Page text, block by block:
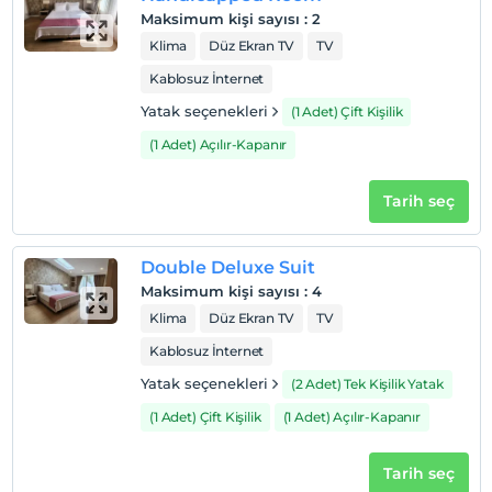
En geç saat 14:00 ve öncesi
Evcil Hayvan
Sigara içilen alanlar var
Her bir oda için 6 yaşına kadar 1 çocuk ücretsizdir
Maksimum kişi sayısı : 2
Klima Düz Ekran TV
TV
Kablosuz İnternet
Yatak seçenekleri
(1 Adet) Çift Kişilik
(1 Adet) Açılır-Kapanır
Tarih seç
Double Deluxe Suit
Maksimum kişi sayısı : 4
Klima Düz Ekran TV
TV
Kablosuz İnternet
Yatak seçenekleri
(2 Adet) Tek Kişilik Yatak
(1 Adet) Çift Kişilik
(1 Adet) Açılır-Kapanır
Tarih seç